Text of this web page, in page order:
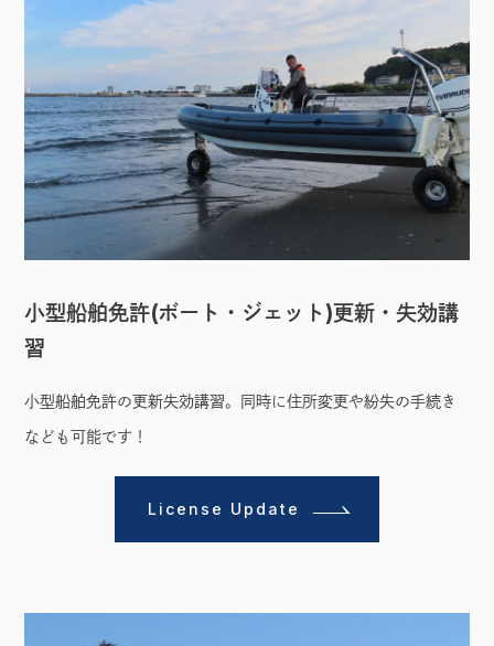
小型船舶免許(ボート・ジェット)更新・失効講
習
小型船舶免許の更新失効講習。同時に住所変更や紛失の手続き
なども可能です！
License Update